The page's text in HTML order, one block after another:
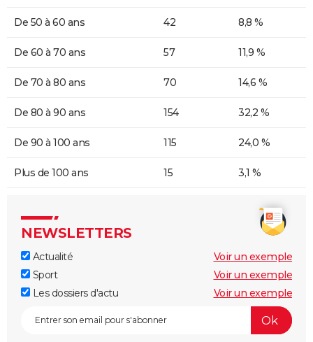
De 50 à 60 ans 42 8,8 %
De 60 à 70 ans 57 11,9 %
De 70 à 80 ans 70 14,6 %
De 80 à 90 ans 154 32,2 %
De 90 à 100 ans 115 24,0 %
Plus de 100 ans 15 3,1 %
NEWSLETTERS
Actualité
Voir un exemple
Sport
Voir un exemple
Les dossiers d'actu
Voir un exemple